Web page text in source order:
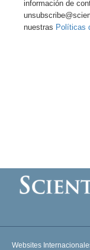
información de
nuestras Políticas
Websites